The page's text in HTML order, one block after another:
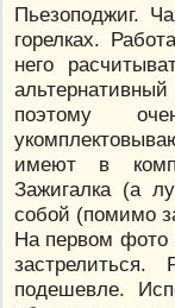
Пьезоподжиг.
горелках.
него
поэтому
имеют в
Зажигалка (а
собой (помимо
На первом
подешевле.